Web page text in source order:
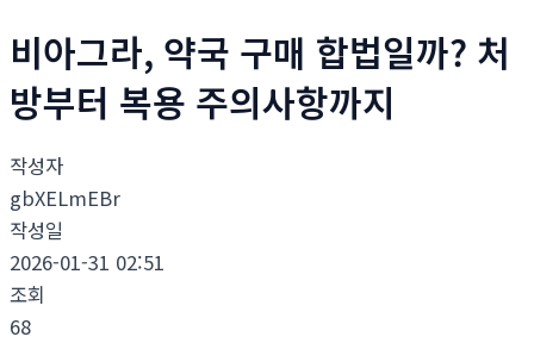
비아그라, 약국 구매 합법일까? 처
방부터 복용 주의사항까지
작성자
gbXELmEBr
작성일
2026-01-31 02:51
조회
68